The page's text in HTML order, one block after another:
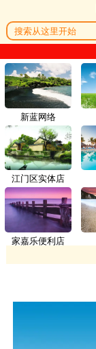
新蓝网络
江门区实体店
家嘉乐便利店